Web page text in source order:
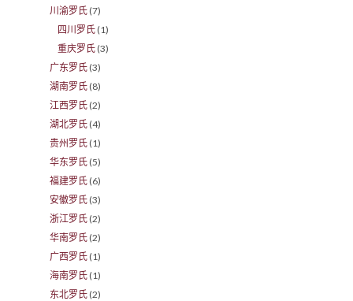
川渝罗氏 (7)
四川罗氏 (1)
重庆罗氏 (3)
广东罗氏 (3)
湖南罗氏 (8)
江西罗氏 (2)
湖北罗氏 (4)
贵州罗氏 (1)
华东罗氏 (5)
福建罗氏 (6)
安徽罗氏 (3)
浙江罗氏 (2)
华南罗氏 (2)
广西罗氏 (1)
海南罗氏 (1)
东北罗氏 (2)